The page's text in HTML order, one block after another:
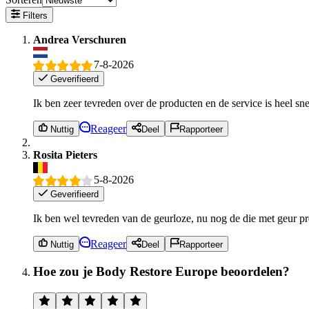
Filters
Andrea Verschuren
7-8-2026
Geverifieerd
Ik ben zeer tevreden over de producten en de service is heel
Nuttig Reageer Deel Rapporteer
Rosita Pieters
5-8-2026
Geverifieerd
Ik ben wel tevreden van de geurloze, nu nog de die met geur
Nuttig Reageer Deel Rapporteer
Hoe zou je Body Restore Europe beoordelen?